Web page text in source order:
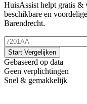
HuisAssist helpt gratis &
beschikbare en
Barendrecht.
Start Vergelijken
Gebaseerd op data
Geen verplichtingen
Snel & gemakkelijk